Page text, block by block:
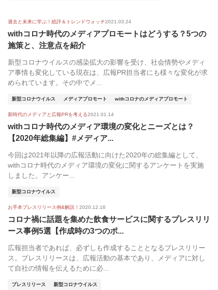
人気順
過去と未来に学ぶ！総評＆トレンドウォッチ2021.03.24
withコロナ時代のメディアプロモートはどうする？5つの
施策と、注意点を紹介
新型コロナウイルスの感染拡大の影響を受け、社会情勢やメディ
ア事情も変化している現在は、広報PR担当者にも様々な変化が求
められています。その中でメ...
新型コロナウイルス メディアプロモート withコロナのメディアプロモート
新時代のメディアと広報PRを考える2021.01.14
withコロナ時代のメディア環境の変化とニーズとは？
【2020年総集編】#メディア...
今回は2021年以降の広報活動に向けた2020年の総集編として、
withコロナ時代のメディア環境の変化に関するアンケートを実施
しました。アンケー...
新型コロナウイルス
お手本プレスリリース例&解説！ 2020.12.16
コロナ禍に話題を集めた飲食サービスに関するプレスリリ
ース事例5選【作成時の3つのポ...
広報担当者であれば、必ずしも作成することとなるプレスリリー
ス。プレスリリースは、広報活動の基本であり、メディアに対し
て自社の情報を伝えるために必...
プレスリリース 新型コロナウイルス